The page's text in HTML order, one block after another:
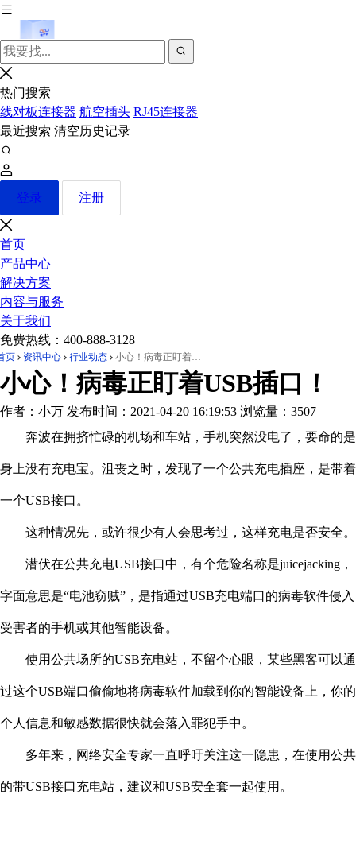
热门搜索
线对板连接器 航空插头 RJ45连接器
最近搜索 清空历史记录
登录 注册
首页
产品中心
解决方案
内容与服务
关于我们
免费热线： 400-888-3128
页 资讯中心 行业动态 小心！病毒正盯着USB插口！
小心！病毒正盯着USB插口！
作者：小万 发布时间：2021-04-20 16:19:53 浏览量：3507
奔波在拥挤忙碌的机场和车站，手机突然没电了，要命的是
身上没有充电宝。沮丧之时，发现了一个公共充电插座，是带着
一个USB接口。
这种情况先，或许很少有人会思考过，这样充电是否安全。
潜伏在公共充电USB接口中，有个危险名称是juicejacking，
字面意思是“电池窃贼”，是指通过USB充电端口的病毒软件侵入
受害者的手机或其他智能设备。
使用公共场所的USB充电站，不留个心眼，某些黑客可以通
过这个USB端口偷偷地将病毒软件加载到你的智能设备上，你的
个人信息和敏感数据很快就会落入罪犯手中。
多年来，网络安全专家一直呼吁关注这一隐患，在使用公共
的带USB接口充电站，建议和USB安全套一起使用。